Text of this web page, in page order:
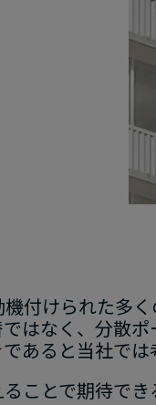
付けられた​多
はなく、​分散
あると​当社では​
ことで​期待でき